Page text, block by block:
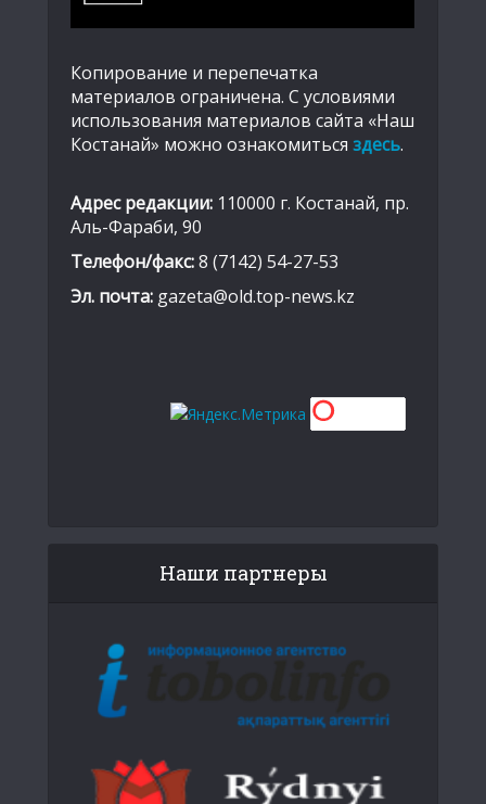
Копирование и перепечатка
материалов ограничена. С условиями
использования материалов сайта «Наш
Костанай» можно ознакомиться здесь.
Адрес редакции: 110000 г. Костанай, пр.
Аль-Фараби, 90
Телефон/факс:8 (7142) 54-27-53
Эл. почта: gazeta@old.top-news.kz
Наши партнеры